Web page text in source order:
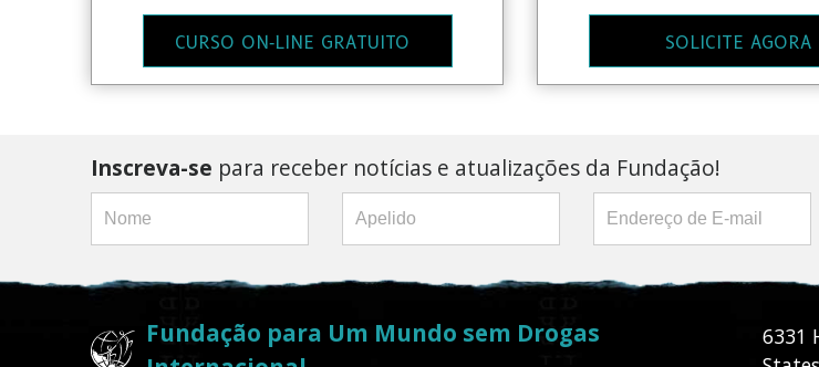
CURSO ON‑LINE GRATUITO SOLICITE AGORA
Inscreva-se para receber notícias e atualizações da Fundação!
Fundação para Um Mundo sem Drogas
6331